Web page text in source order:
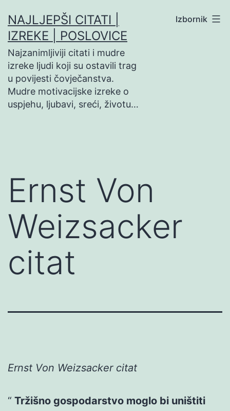
na
sadržaj
NAJLJEPŠI CITATI |
IZREKE | POSLOVICE
Najzanimljiviji citati i mudre
izreke ljudi koji su ostavili trag
u povijesti čovječanstva.
Mudre motivacijske izreke o
uspjehu, ljubavi, sreći, životu…
Izbornik
Ernst Von
Weizsacker
citat
Ernst Von Weizsacker citat
Tržišno gospodarstvo moglo bi uništiti